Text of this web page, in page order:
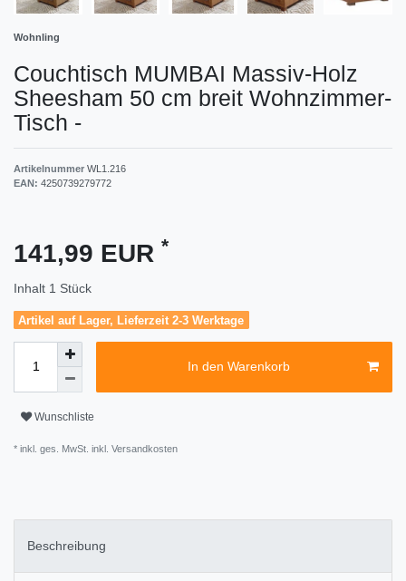
Wohnling
Couchtisch MUMBAI Massiv-Holz
Sheesham 50 cm breit Wohnzimmer-
Tisch -
Artikelnummer WL1.216
EAN: 4250739279772
141,99 EUR *
Inhalt 1 Stück
Artikel auf Lager, Lieferzeit 2-3 Werktage
In den Warenkorb
Wunschliste
* inkl. ges. MwSt. inkl. Versandkosten
Beschreibung